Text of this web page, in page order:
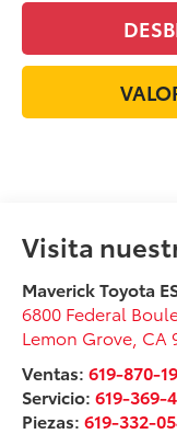
Visita
Maverick Toyota
6800 Federal
Lemon Grove CA
Ventas:619-870-
Servicio:619-369-
Piezas:619-332-